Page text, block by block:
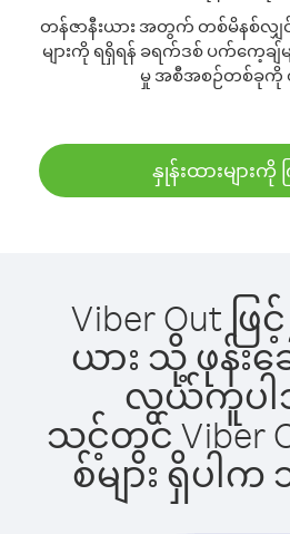
တန်ဇာနီးယား အတွက် တစ်မိနစ်လျှ
များကို ရရှိရန် ခရက်ဒစ် ပက်ကေ့ချ်
မှု အစီအစဉ်တစ်ခုကို
နှုန်းထားများကို
Viber Out ဖြ
ယား သို့ ဖုန်းခ
လွယ်ကူပါ
သင့်တွင် Viber
စ်များ ရှိပ